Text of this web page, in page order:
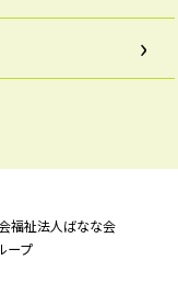
福祉法人ばなな会
ープ